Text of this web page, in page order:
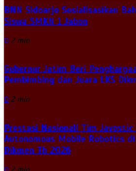
BNN Sidoarjo Sosialisasikan
Siswa SMKN 1 Jabon
0 2 min
Gubernur Jatim Beri
Pembimbing dan Juara LKS
0 2 min
Prestasi Nasional! Tim
Autonomous Mobile Robotics di
Dikmen Th 2026